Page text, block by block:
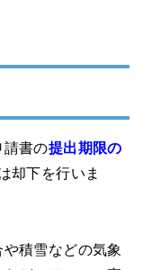
請書の提出期限の
却下を行いま
積雪などの気象